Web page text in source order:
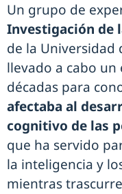
Un grupo de
Investigación de
de la Universidad
llevado a cabo
décadas para
afectaba al
cognitivo de las
que ha servido
la inteligencia y
mientras